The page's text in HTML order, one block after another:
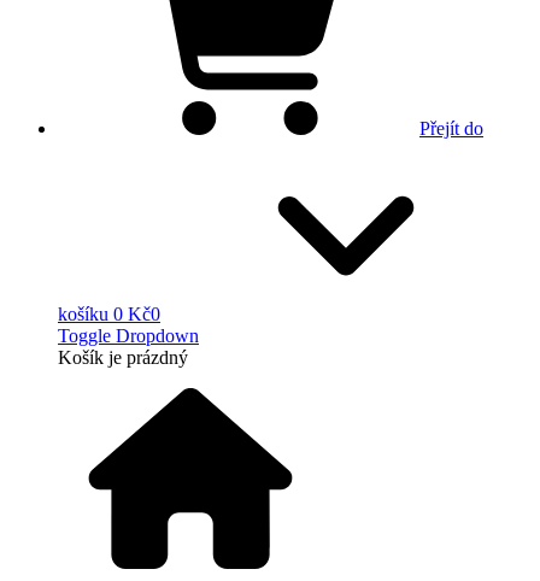
Přejít do
košíku 0 Kč0
Toggle Dropdown
Košík je prázdný